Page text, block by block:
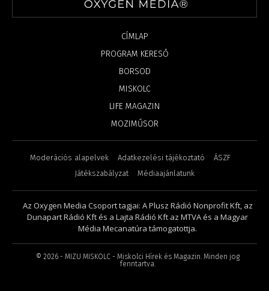
CÍMLAP
PROGRAM KERESŐ
BORSOD
MISKOLC
LIFE MAGAZIN
MOZIMŰSOR
Moderációs alapelvek Adatkezelési tájékoztató
ÁSZF
Játékszabályzat
Médiaajánlatunk
Az Oxygen Media Csoport tagjai: A Plusz Rádió Nonprofit Kft, az
Dunapart Rádió Kft és a Lajta Rádió Kft az MTVA és a Magyar
Média Mecanatúra támogatottja.
© 2026- MIZU MISKOLC - Miskolci Hírek és Magazin. Minden jog
fenntartva.